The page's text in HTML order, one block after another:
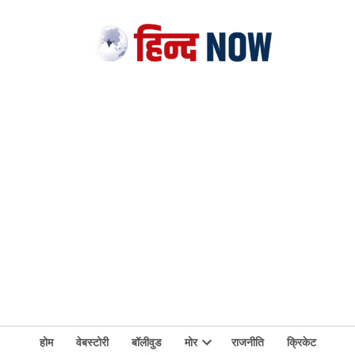
होम वेबस्टोरी बॉलीवुड मोर राजनीति
क्रिकेट